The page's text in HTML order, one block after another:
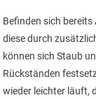
Befinden sich bereits
diese durch
können sich Staub
Rückständen
wieder leichter läuft,